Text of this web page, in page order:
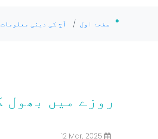
صفحۂ اول / آج کی دینی معلومات
روزے میں بھول
12 Mar, 2025